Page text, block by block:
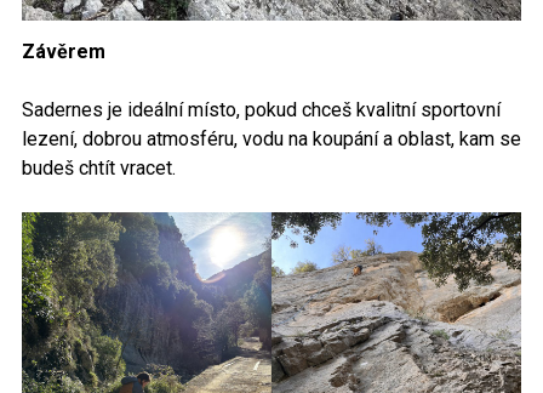
Závěrem
Sadernes je ideální místo, pokud chceš kvalitní sportovní
lezení, dobrou atmosféru, vodu na koupání a oblast, kam se
budeš chtít vracet.